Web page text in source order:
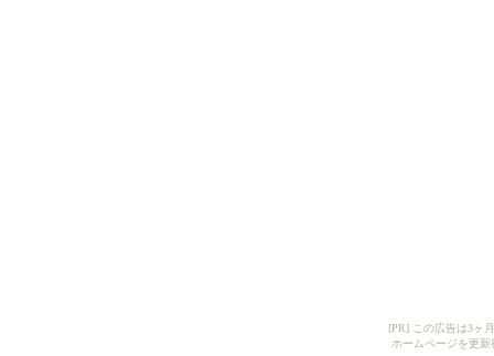
[PR] この広告は3ヶ
ホームページを更